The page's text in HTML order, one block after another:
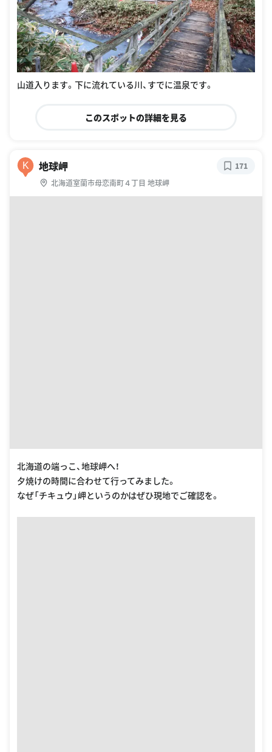
山道入ります。下に流れている川、すでに温泉です。
このスポットの詳細を見る
K 地球岬
北海道室蘭市母恋南町４丁目 地球岬
171
北海道の端っこ、地球岬へ！
夕焼けの時間に合わせて行ってみました。
なぜ「チキュウ」岬というのかはぜひ現地でご確認を。